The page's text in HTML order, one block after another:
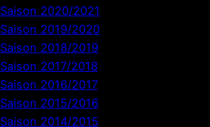
Saison 2020/2021
Saison 2019/2020
Saison 2018/2019
Saison 2017/2018
Saison 2016/2017
Saison 2015/2016
Saison 2014/2015